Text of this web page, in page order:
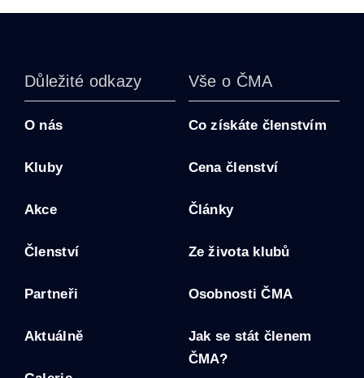
Důležité odkazy
O nás
Kluby
Akce
Členství
Partneři
Aktuálně
Vše o ČMA
Co získáte členstvím
Cena členství
Články
Ze života klubů
Osobnosti ČMA
Jak se stát členem
ČMA?